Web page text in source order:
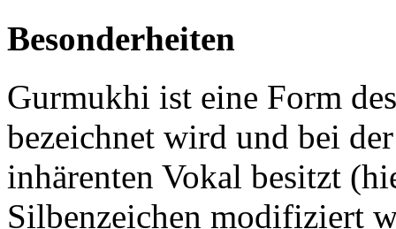
Besonderheiten
Gurmukhi ist eine Form
bezeichnet wird und bei
inhärenten Vokal besitzt
Silbenzeichen modifiziert